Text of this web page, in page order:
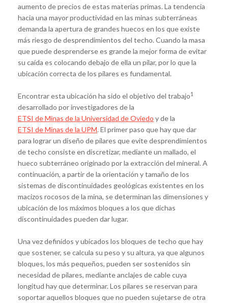
aumento de precios de estas materias primas. La tendencia
hacia una mayor productividad en las minas subterráneas
demanda la apertura de grandes huecos en los que existe
más riesgo de desprendimientos del techo. Cuando la masa
que puede desprenderse es grande la mejor forma de evitar
su caída es colocando debajo de ella un pilar, por lo que la
ubicación correcta de los pilares es fundamental.
Encontrar esta ubicación ha sido el objetivo del trabajo1
desarrollado por investigadores de la
ETSI de Minas de la Universidad de Oviedo y de la
ETSI de Minas de la UPM. El primer paso que hay que dar
para lograr un diseño de pilares que evite desprendimientos
de techo consiste en discretizar, mediante un mallado, el
hueco subterráneo originado por la extracción del mineral. A
continuación, a partir de la orientación y tamaño de los
sistemas de discontinuidades geológicas existentes en los
macizos rocosos de la mina, se determinan las dimensiones y
ubicación de los máximos bloques a los que dichas
discontinuidades pueden dar lugar.
Una vez definidos y ubicados los bloques de techo que hay
que sostener, se calcula su peso y su altura, ya que algunos
bloques, los más pequeños, pueden ser sostenidos sin
necesidad de pilares, mediante anclajes de cable cuya
longitud hay que determinar. Los pilares se reservan para
soportar aquellos bloques que no pueden sujetarse de otra